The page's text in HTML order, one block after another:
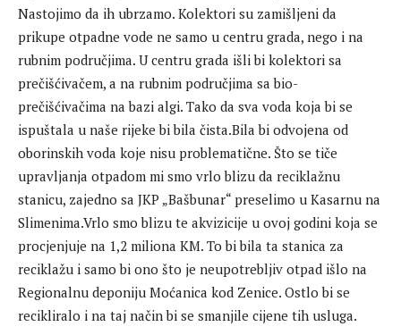
Nastojimo da ih ubrzamo. Kolektori su zamišljeni da
prikupe otpadne vode ne samo u centru grada, nego i na
rubnim područjima. U centru grada išli bi kolektori sa
prečišćivačem, a na rubnim područjima sa bio-
prečišćivačima na bazi algi. Tako da sva voda koja bi se
ispuštala u naše rijeke bi bila čista.Bila bi odvojena od
oborinskih voda koje nisu problematične. Što se tiče
upravljanja otpadom mi smo vrlo blizu da reciklažnu
stanicu, zajedno sa JKP „Bašbunar“ preselimo u Kasarnu na
Slimenima.Vrlo smo blizu te akvizicije u ovoj godini koja se
procjenjuje na 1,2 miliona KM. To bi bila ta stanica za
reciklažu i samo bi ono što je neupotrebljiv otpad išlo na
Regionalnu deponiju Moćanica kod Zenice. Ostlo bi se
recikliralo i na taj način bi se smanjile cijene tih usluga.